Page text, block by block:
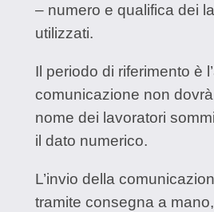
– numero e qualifica dei
utilizzati.
Il periodo di riferimento è
comunicazione non
nome dei lavoratori
il dato numerico.
L’invio della
tramite consegna a